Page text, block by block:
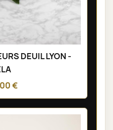
DEUIL LYON -
€